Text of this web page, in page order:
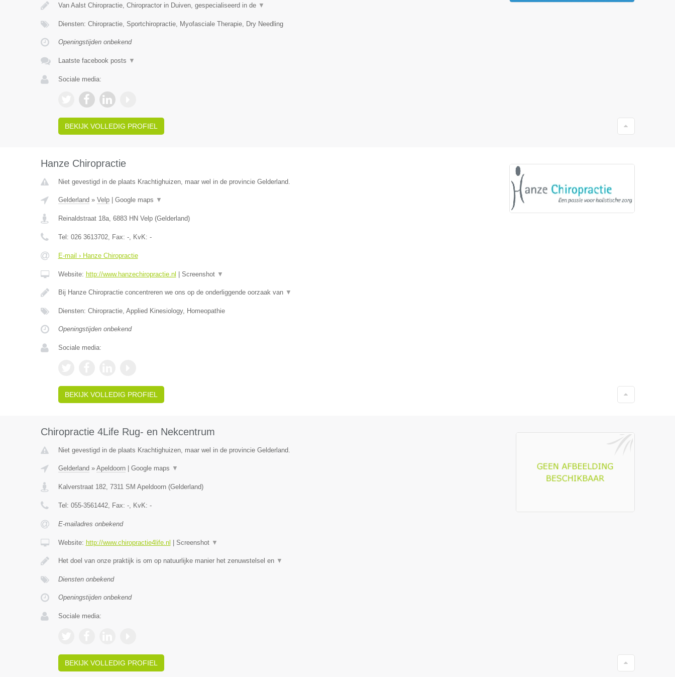
Van Aalst Chiropractie, Chiropractor in Duiven, gespecialiseerd in de ▼
Diensten: Chiropractie, Sportchiropractie, Myofasciale Therapie, Dry Needling
Openingstijden onbekend
Laatste facebook posts ▼
Sociale media:
BEKIJK VOLLEDIG PROFIEL
Hanze Chiropractie
Niet gevestigd in de plaats Krachtighuizen, maar wel in de provincie Gelderland.
Gelderland » Velp| Google maps ▼
Reinaldstraat 18a, 6883 HN Velp(Gelderland)
Tel: 026 3613702, Fax: -, KvK: -
E-mail › Hanze Chiropractie
Website: http://www.hanzechiropractie.nl Screenshot ▼
Bij Hanze Chiropractie concentreren we ons op de onderliggende oorzaak van ▼
Diensten: Chiropractie, Applied Kinesiology, Homeopathie
Openingstijden onbekend
Sociale media:
BEKIJK VOLLEDIG PROFIEL
Chiropractie 4Life Rug- en Nekcentrum
Niet gevestigd in de plaats Krachtighuizen, maar wel in de provincie Gelderland.
Gelderland » Apeldoorn| Google maps ▼
Kalverstraat 182, 7311 SM Apeldoorn(Gelderland)
Tel: 055-3561442, Fax: -, KvK: -
E-mailadres onbekend
Website: http://www.chiropractie4life.nl Screenshot ▼
Het doel van onze praktijk is om op natuurlijke manier het zenuwstelsel en ▼
Diensten onbekend
Openingstijden onbekend
Sociale media:
BEKIJK VOLLEDIG PROFIEL